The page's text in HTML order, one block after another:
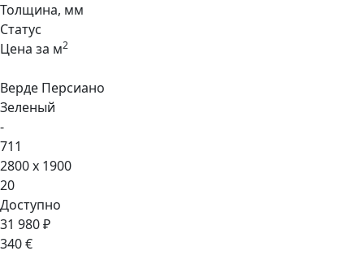
Толщина, мм
Статус
Цена за м2
Верде Персиано
Зеленый
-
711
2800 x 1900
20
Доступно
31 980 ₽
340 €